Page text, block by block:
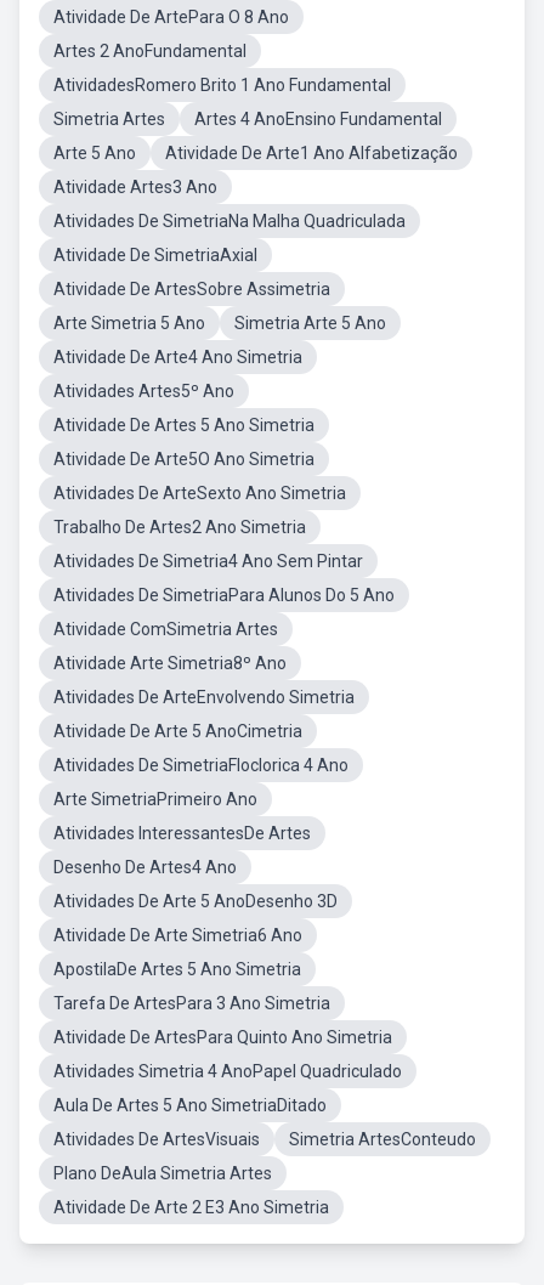
Atividade De ArtePara O 8 Ano
Artes 2 AnoFundamental
AtividadesRomero Brito 1 Ano Fundamental
Simetria Artes
Artes 4 AnoEnsino Fundamental
Arte 5 Ano
Atividade De Arte1 Ano Alfabetização
Atividade Artes3 Ano
Atividades De SimetriaNa Malha Quadriculada
Atividade De SimetriaAxial
Atividade De ArtesSobre Assimetria
Arte Simetria 5 Ano
Simetria Arte 5 Ano
Atividade De Arte4 Ano Simetria
Atividades Artes5º Ano
Atividade De Artes 5 Ano Simetria
Atividade De Arte5O Ano Simetria
Atividades De ArteSexto Ano Simetria
Trabalho De Artes2 Ano Simetria
Atividades De Simetria4 Ano Sem Pintar
Atividades De SimetriaPara Alunos Do 5 Ano
Atividade ComSimetria Artes
Atividade Arte Simetria8º Ano
Atividades De ArteEnvolvendo Simetria
Atividade De Arte 5 AnoCimetria
Atividades De SimetriaFloclorica 4 Ano
Arte SimetriaPrimeiro Ano
Atividades InteressantesDe Artes
Desenho De Artes4 Ano
Atividades De Arte 5 AnoDesenho 3D
Atividade De Arte Simetria6 Ano
ApostilaDe Artes 5 Ano Simetria
Tarefa De ArtesPara 3 Ano Simetria
Atividade De ArtesPara Quinto Ano Simetria
Atividades Simetria 4 AnoPapel Quadriculado
Aula De Artes 5 Ano SimetriaDitado
Atividades De ArtesVisuais
Simetria ArtesConteudo
Plano DeAula Simetria Artes
Atividade De Arte 2 E3 Ano Simetria